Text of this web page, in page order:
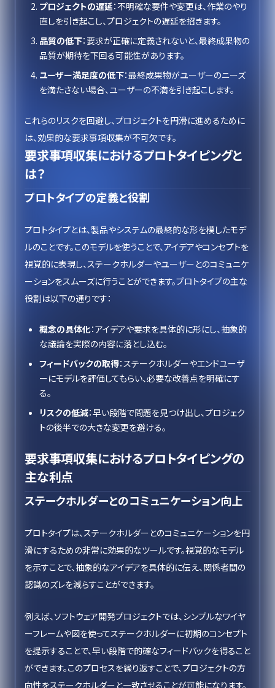
プロジェクトの遅延：不明確な要件や変更は、作業のやり
直しを引き起こし、プロジェクトの遅延を招きます。
品質の低下：要求が正確に定義されないと、最終成果物の
品質が期待を下回る可能性があります。
ユーザー満足度の低下：最終成果物がユーザーのニーズ
を満たさない場合、ユーザーの不満を引き起こします。
これらのリスクを回避し、プロジェクトを円滑に進めるために
は、効果的な要求事項収集が不可欠です。
要求事項収集におけるプロトタイピングと
は？
プロトタイプの定義と役割
プロトタイプとは、製品やシステムの最終的な形を模したモデ
ルのことです。このモデルを使うことで、アイデアやコンセプトを
視覚的に表現し、ステークホルダーやユーザーとのコミュニケ
ーションをスムーズに行うことができます。プロトタイプの主な
役割は以下の通りです：
概念の具体化：アイデアや要求を具体的に形にし、抽象的
な議論を実際の内容に落とし込む。
フィードバックの取得：ステークホルダーやエンドユーザ
ーにモデルを評価してもらい、必要な改善点を明確にす
る。
リスクの低減：早い段階で問題を見つけ出し、プロジェク
トの後半での大きな変更を避ける。
要求事項収集におけるプロトタイピングの
主な利点
ステークホルダーとのコミュニケーション向上
プロトタイプは、ステークホルダーとのコミュニケーションを円
滑にするための非常に効果的なツールです。視覚的なモデル
を示すことで、抽象的なアイデアを具体的に伝え、関係者間の
認識のズレを減らすことができます。
例えば、ソフトウェア開発プロジェクトでは、シンプルなワイヤ
ーフレームや図を使ってステークホルダーに初期のコンセプト
を提示することで、早い段階で的確なフィードバックを得ること
ができます。このプロセスを繰り返すことで、プロジェクトの方
向性をステークホルダーと一致させることが可能になります。